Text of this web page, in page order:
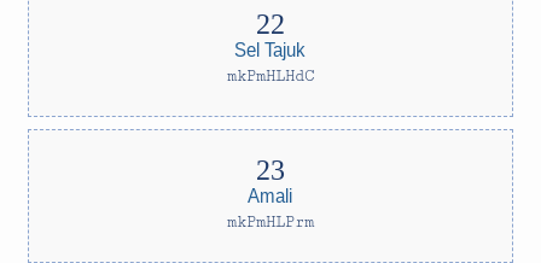
Sel Tajuk
mkPmHLHdC
Amali
mkPmHLPrm